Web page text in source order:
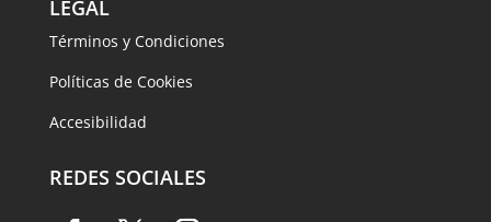
LEGAL
Términos y Condiciones
Políticas de Cookies
Accesibilidad
REDES SOCIALES